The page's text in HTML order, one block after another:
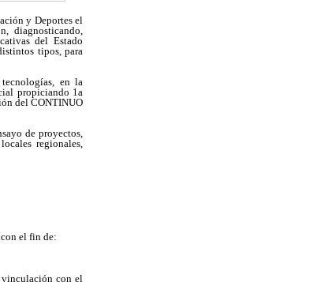
y Deportes el
diagnosticando,
del Estado
tipos, para
en la
propiciando 1a
del CONTINUO
de proyectos,
regionales,
el fin de:
con el